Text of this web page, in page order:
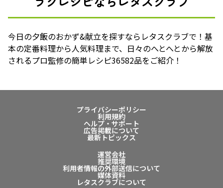
今日の夕飯のおかず&献立を探すならレタスクラブで！基
本の定番料理から人気料理まで、日々のへとへとから解放
されるプロ監修の簡単レシピ36582品をご紹介！
プライバシーポリシー
利用規約
ヘルプ・サポート
広告掲載について
最新トピックス
運営会社
推奨環境
利用者情報の外部送信について
媒体資料
レタスクラブについて